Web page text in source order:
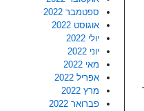
ספטמבר 2022
אוגוסט 2022
יולי 2022
יוני 2022
מאי 2022
אפריל 2022
מרץ 2022
פברואר 2022